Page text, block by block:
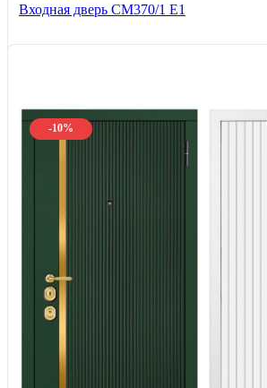
Входная дверь СМ370/1 Е1
-10%